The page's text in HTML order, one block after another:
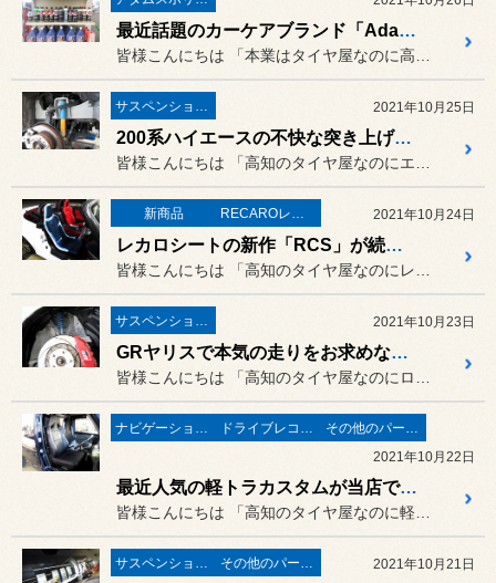
最近話題のカーケアブランド「Adam's Polishes（アダムスポリッシュ）」の取り扱いを開始しました！
2021年10月25日
200系ハイエースの不快な突き上げを快適なエナペタルダンパーで改善しました！
新商品 2021年10月24日
レカロシートの新作「RCS」が続々入荷中！今回は当店初となるホワイトシェルをホンダ S2000（AP1）に取り付けましたよ！
2021年10月23日
GRヤリスで本気の走りをお求めならこの車高調がオススメですよ！トヨタ GRヤリス（GXPA16）に「CUSCO SPORT R」の取り付け！
2021年10月22日
最近人気の軽トラカスタムが当店でも増えてますよ！スズキ キャリイトラック農繁スペシャル（DA16T）にレカロシートとマフラーの取り付け！
2021年10月21日